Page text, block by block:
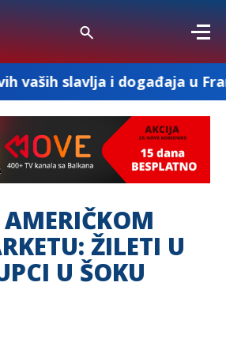
i događaja u Francuskoj
ŽILETI U
U ŠOKU